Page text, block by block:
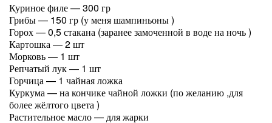
Куриное филе — 300 гр
Грибы — 150 гр (у меня шампиньоны )
Горох — 0,5 стакана (заранее замоченной в воде на ночь )
Картошка — 2 шт
Морковь — 1 шт
Репчатый лук — 1 шт
Горчица — 1 чайная ложка
Куркума — на кончике чайной ложки (по желанию ,для
более жёлтого цвета )
Растительное масло — для жарки